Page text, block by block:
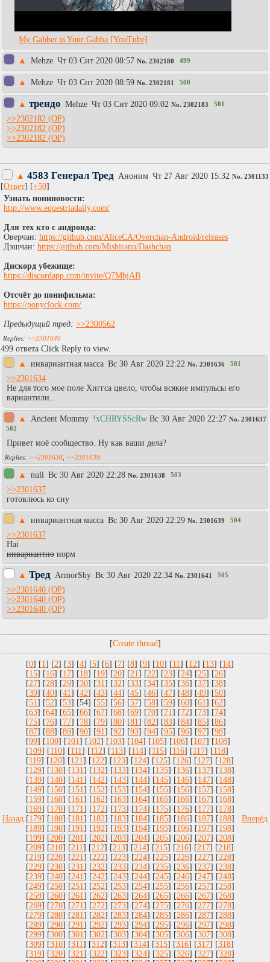
My Gabber is Your Gabba [YouTube]
▲ Mehze Чт 03 Снт 2020 08:57 No. 2302180 499
▲ Mehze Чт 03 Снт 2020 08:59 No. 2302181 500
▲ трендо Mehze Чт 03 Снт 2020 09:02 No. 2302183 501
>>2302182
>>2302182
>>2302182
▲ 4583 Генерал Тред Аноним Чт 27 Авг 2020 15:32 No. 2301133
[Ответ] [+50]
Узнать пониновости:
http://www.equestriadaily.com/
Для тех кто с андроида:
Оверчан: https://github.com/AliceCA/Overchan-Android/releases
Дэшчан: https://github.com/Mishiranu/Dashchan
Дискорд убежище:
https://discordapp.com/invite/Q7MbjAB
Отсчёт до понифильма:
https://ponyclock.com/
Предыдущий тред: >>2300562
>>2301640
499 ответа Click Reply to view.
▲
инвариантная масса Вc 30 Авг 2020 22:22 No. 2301636 501
>>2301634
Не для того мое поле Хиггса цвело, чтобы всякие импульсы его
вариантили..
▲ Ancient Mommy !xCHRYSScRw Вc 30 Авг 2020 22:27 No. 2301637
502
Привет моё сообщество. Ну как ваши дела?
>>2301638 >>2301639
▲ null Вc 30 Авг 2020 22:28 No. 2301638 503
>>2301637
готовлюсь ко сну
▲ инвариантная масса Вc 30 Авг 2020 22:29 No. 2301639 504
>>2301637
Hai
инвариантно норм
▲ Тред АrmоrShy Вc 30 Авг 2020 22:34 No. 2301641 505
>>2301640
>>2301640
>>2301640
[ ]
Назад
[0] [1] [2] [3] [4] [5] [6] [7] [8] [9] [10] [11] [12] [13] [14]
[15] [16] [17] [18] [19] [20] [21] [22] [23] [24] [25] [26]
[27] [28] [29] [30] [31] [32] [33] [34] [35] [36] [37] [38]
[39] [40] [41] [42] [43] [44] [45] [46] [47] [48] [49] [50]
[51] [52] [53] [54] [55] [56] [57] [58] [59] [60] [61] [62]
[63] [64] [65] [66] [67] [68] [69] [70] [71] [72] [73] [74]
[75] [76] [77] [78] [79] [80] [81] [82] [83] [84] [85] [86]
[87] [88] [89] [90] [91] [92] [93] [94] [95] [96] [97] [98]
[99] [100] [101] [102] [103] [104] [105] [106] [107] [108]
[109] [110] [111] [112] [113] [114] [115] [116] [117] [118]
[119] [120] [121] [122] [123] [124] [125] [126] [127] [128]
[129] [130] [131] [132] [133] [134] [135] [136] [137] [138]
[139] [140] [141] [142] [143] [144] [145] [146] [147] [148]
[149] [150] [151] [152] [153] [154] [155] [156] [157] [158]
[159] [160] [161] [162] [163] [164] [165] [166] [167] [168]
[169] [170] [171] [172] [173] [174] [175] [176] [177] [178]
[179] [180] [181] [182] [183] [184] [185] [186] [187] [188]
[189] [190] [191] [192] [193] [194] [195] [196] [197] [198]
[199] [200] [201] [202] [203] [204] [205] [206] [207] [208]
[209] [210] [211] [212] [213] [214] [215] [216] [217] [218]
[219] [220] [221] [222] [223] [224] [225] [226] [227] [228]
[229] [230] [231] [232] [233] [234] [235] [236] [237] [238]
[239] [240] [241] [242] [243] [244] [245] [246] [247] [248]
[249] [250] [251] [252] [253] [254] [255] [256] [257] [258]
[259] [260] [261] [262] [263] [264] [265] [266] [267] [268]
[269] [270] [271] [272] [273] [274] [275] [276] [277] [278]
[279] [280] [281] [282] [283] [284] [285] [286] [287] [288]
[289] [290] [291] [292] [293] [294] [295] [296] [297] [298]
[299] [300] [301] [302] [303] [304] [305] [306] [307] [308]
[309] [310] [311] [312] [313] [314] [315] [316] [317] [318]
[319] [320] [321] [322] [323] [324] [325] [326] [327] [328]
Вперёд